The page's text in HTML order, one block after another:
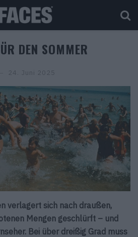
DEN SOMMER
24. Juni 2025
verlagert sich nach draußen,
Mengen geschlürft – und
Bei über dreißig Grad muss